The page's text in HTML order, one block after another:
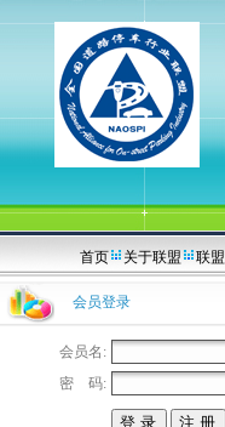
首页 关于联盟 联
会员登录
会员名:
密 码: